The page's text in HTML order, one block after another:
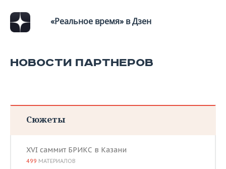
«Реальное время» в Дзен
НОВОСТИ ПАРТНЕРОВ
Сюжеты
XVI саммит БРИКС в Казани
499 МАТЕРИАЛОВ